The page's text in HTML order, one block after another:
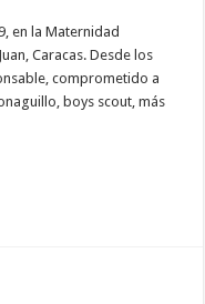
en la Maternidad
Caracas. Desde los
comprometido a
boys scout, más